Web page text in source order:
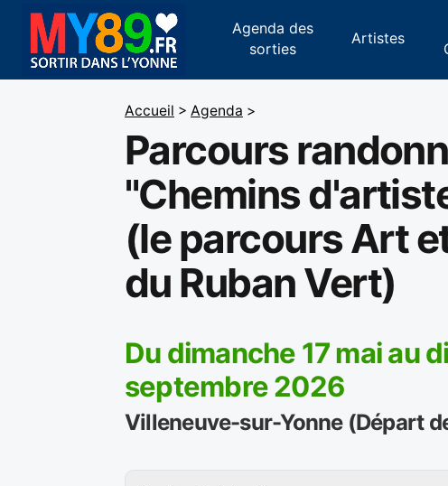
Agenda des
sorties
Artistes
Accueil > Agenda >
Parcours
"Chemins
(le parcours Art
du Ruban Vert)
Du dimanche 17 mai au
septembre 2026
Villeneuve-sur-Yonne (Départ